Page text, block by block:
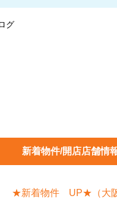
グ
新着物件/開店店舗情
★新着物件 UP★（大阪